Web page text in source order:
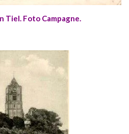
Tiel. Foto Campagne.